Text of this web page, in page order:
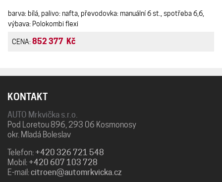
barva: bílá, palivo: nafta, převodovka: manuální 6 st., spotřeba 6,6,
výbava: Polokombi flexi
CENA:852 377 Kč
KONTAKT
AUTO Mrkvička s.r.o.
Pod Loretou 896, 293 06 Kosmonosy
okr. Mladá Boleslav
Telefon:+420 326 721 548
Mobil:+420 607 103 728
E-mail:citroen@automrkvicka.cz